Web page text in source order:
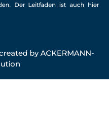
Der Leitfaden ist auch hier
byACKERMANN-